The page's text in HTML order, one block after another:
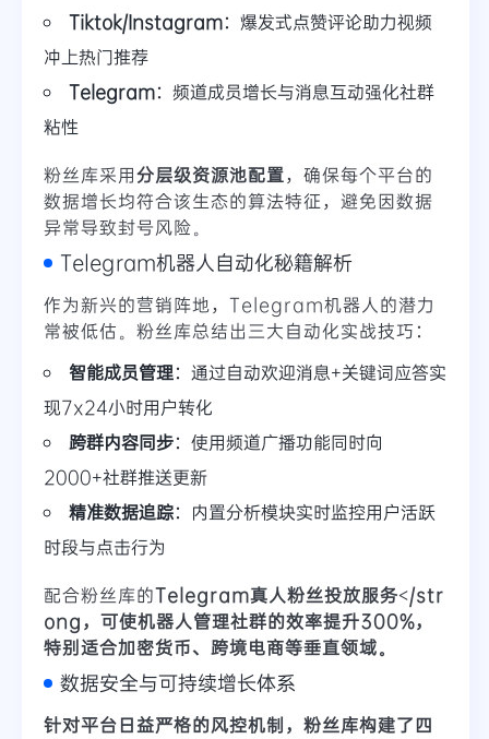
Tiktok/Instagram：爆发式点赞评论助力视频
冲上热门推荐
Telegram：频道成员增长与消息互动强化社群
粘性
粉丝库采用分层级资源池配置，确保每个平台的
数据增长均符合该生态的算法特征，避免因数据
异常导致封号风险。
Telegram机器人自动化秘籍解析
作为新兴的营销阵地，Telegram机器人的潜力
常被低估。粉丝库总结出三大自动化实战技巧：
智能成员管理：通过自动欢迎消息+关键词应答实
现7x24小时用户转化
跨群内容同步：使用频道广播功能同时向
2000+社群推送更新
精准数据追踪：内置分析模块实时监控用户活跃
时段与点击行为
配合粉丝库的Telegram真人粉丝投放服务</str
ong，可使机器人管理社群的效率提升300%，
特别适合加密货币、跨境电商等垂直领域。
数据安全与可持续增长体系
针对平台日益严格的风控机制，粉丝库构建了四